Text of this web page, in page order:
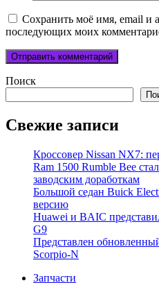
Сохранить моё имя, email и
последующих моих
Поиск
Свежие записи
Кроссовер Nissan NX7:
Ram 1500 Rumble Bee
заводским доработкам
Большой седан Buick
версию
Huawei и BAIC
G9
Представлен
Scorpio-N
Запчасти